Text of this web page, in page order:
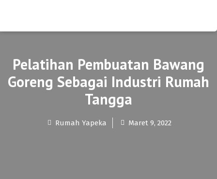
Pelatihan Pembuatan Bawang
Goreng Sebagai Industri Rumah
Tangga
Rumah Yapeka Maret 9, 2022